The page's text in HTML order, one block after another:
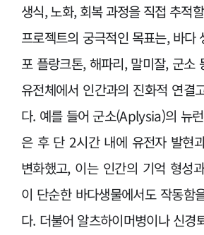
생식, 노화, 회복 과정을 직접 추적
프로젝트의 궁극적인 목표는, 바
포 플랑크톤, 해파리, 말미잘, 군소
유전체에서 인간과의 진화적 연결
다. 예를 들어 군소(Aplysia)의 뉴
은 후 단 2시간 내에 유전자 발현
변화했고, 이는 인간의 기억 형성
이 단순한 바다생물에서도 작동함
다. 더불어 알츠하이머병이나 신경